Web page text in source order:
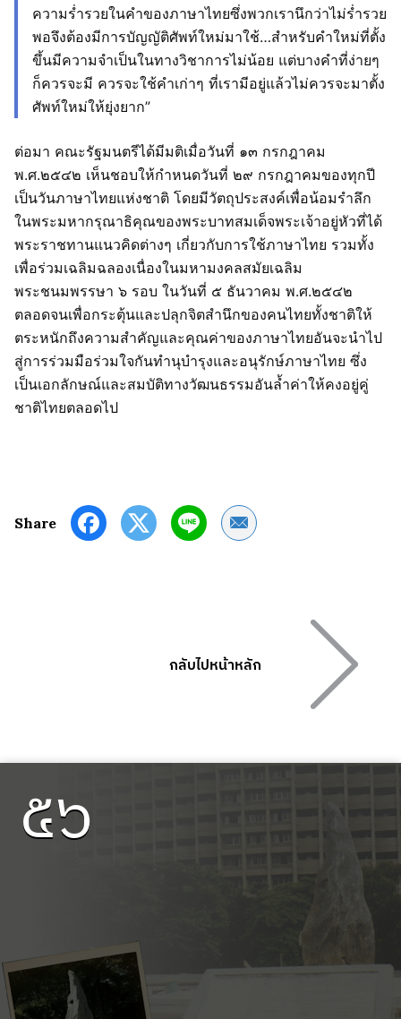
ความร่ำรวยในคำของภาษาไทยซึ่งพวกเรานึกว่าไม่ร่ำรวย
พอจึงต้องมีการบัญญัติศัพท์ใหม่มาใช้…สำหรับคำใหม่ที่ตั้ง
ขึ้นมีความจำเป็นในทางวิชาการไม่น้อย แต่บางคำที่ง่ายๆ
ก็ควรจะมี ควรจะใช้คำเก่าๆ ที่เรามีอยู่แล้วไม่ควรจะมาตั้ง
ศัพท์ใหม่ให้ยุ่งยาก”
ต่อมา คณะรัฐมนตรีได้มีมติเมื่อวันที่ ๑๓ กรกฎาคม
พ.ศ.๒๕๔๒ เห็นชอบให้กำหนดวันที่ ๒๙ กรกฎาคมของทุกปี
เป็นวันภาษาไทยแห่งชาติ โดยมีวัตถุประสงค์เพื่อน้อมรำลึก
ในพระมหากรุณาธิคุณของพระบาทสมเด็จพระเจ้าอยู่หัวที่ได้
พระราชทานแนวคิดต่างๆ เกี่ยวกับการใช้ภาษาไทย รวมทั้ง
เพื่อร่วมเฉลิมฉลองเนื่องในมหามงคลสมัยเฉลิม
พระชนมพรรษา ๖ รอบ ในวันที่ ๕ ธันวาคม พ.ศ.๒๕๔๒
ตลอดจนเพื่อกระตุ้นและปลุกจิตสำนึกของคนไทยทั้งชาติให้
ตระหนักถึงความสำคัญและคุณค่าของภาษาไทยอันจะนำไป
สู่การร่วมมือร่วมใจกันทำนุบำรุงและอนุรักษ์ภาษาไทย ซึ่ง
เป็นเอกลักษณ์และสมบัติทางวัฒนธรรมอันล้ำค่าให้คงอยู่คู่
ชาติไทยตลอดไป
Share Share by Email
กลับไปหน้าหลัก
๕๖